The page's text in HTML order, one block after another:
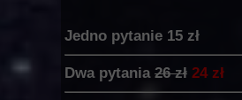
Jedno pytanie 15 zł
Dwa pytania 26 zł 24 zł